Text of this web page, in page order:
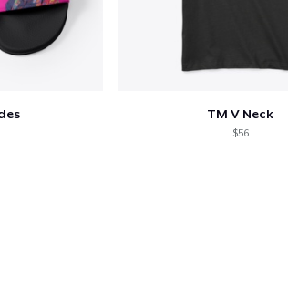
TM V Neck
$56